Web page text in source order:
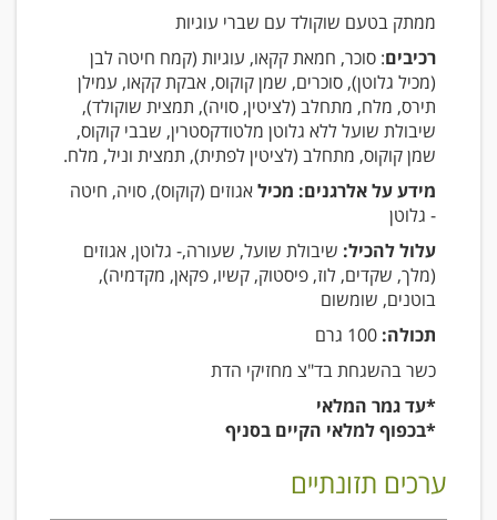
ממתק בטעם שוקולד עם שברי עוגיות
רכיבים: סוכר, חמאת קקאו, עוגיות (קמח חיטה לבן
(מכיל גלוטן), סוכרים, שמן קוקוס, אבקת קקאו, עמילן
תירס, מלח, מתחלב (לציטין, סויה), תמצית שוקולד),
שיבולת שועל ללא גלוטן מלטודקסטרין, שבבי קוקוס,
שמן קוקוס, מתחלב (לציטין לפתית), תמצית וניל, מלח.
מידע על אלרגנים: מכילאגוזים (קוקוס), סויה, חיטה
- גלוטן
עלול להכיל: שיבולת שועל, שעורה,- גלוטן, אגוזים
(מלך, שקדים, לוז, פיסטוק, קשיו, פקאן, מקדמיה),
בוטנים, שומשום
תכולה: 100 גרם
כשר בהשגחת בד"צ מחזיקי הדת
*עד גמר המלאי
*בכפוף למלאי הקיים בסניף
ערכים תזונתיים